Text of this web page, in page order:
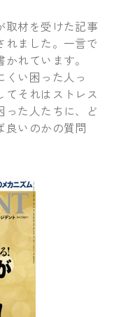
取材を受けた記事
れました。一言で
れています。
い困った人っ
てそれはストレス
った人たちに、ど
良いのかの質問